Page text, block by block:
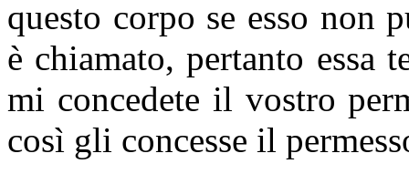
questo corpo se esso non
è chiamato, pertanto essa
mi concedete il vostro
così gli concesse il